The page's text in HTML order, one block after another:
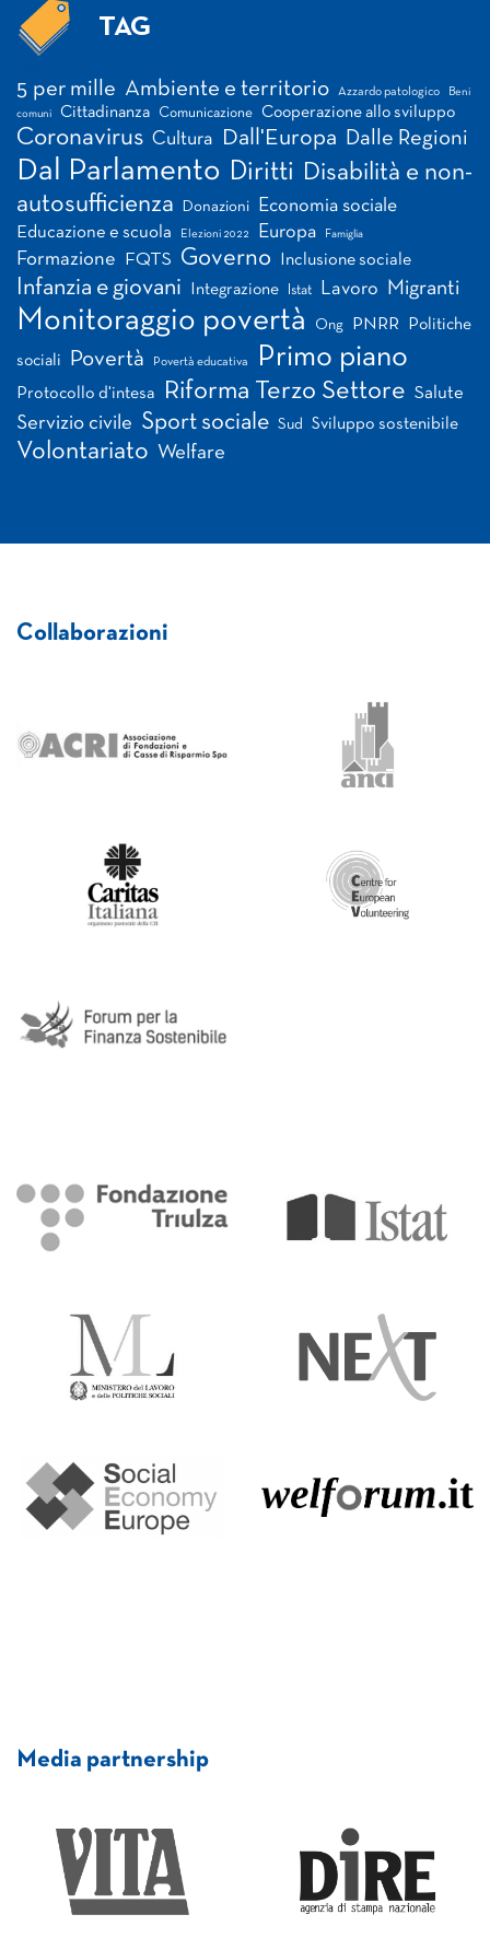
TAG
5 per mille Ambiente e territorio Azzardo patologico Beni
comuni Cittadinanza Comunicazione Cooperazione allo sviluppo
Coronavirus Cultura Dall'Europa Dalle Regioni
Dal Parlamento Diritti Disabilità e non-
autosufficienza
Donazioni Economia sociale
Educazione e scuola Elezioni 2022 Europa Famiglia
Formazione FQTS Governo Inclusione sociale
Infanzia e giovani Integrazione Istat Lavoro Migranti
Monitoraggio povertà Ong PNRR Politiche
sociali Povertà Povertà educativa Primo piano
Protocollo d'intesa Riforma Terzo Settore Salute
Servizio civile Sport sociale Sud Sviluppo sostenibile
Volontariato Welfare
Collaborazioni
Media partnership